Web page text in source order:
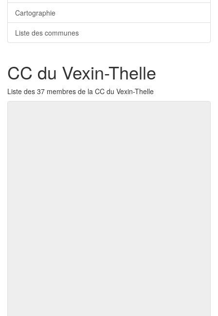
Cartographie
Liste des communes
CC du Vexin-Thelle
Liste des 37 membres de la CC du Vexin-Thelle